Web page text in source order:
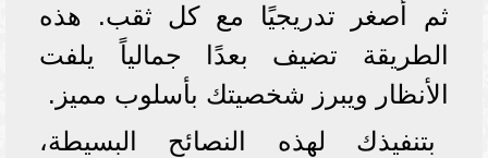
ثم أصغر تدريجيًا مع كل ثقب. هذه
الطريقة تضيف بعدًا جمالياً يلفت
الأنظار ويبرز شخصيتك بأسلوب مميز.
بتنفيذك لهذه النصائح البسيطة،